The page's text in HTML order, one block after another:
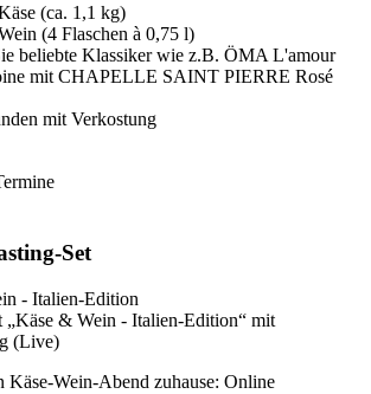
(ca. 1,1 kg)
(4 Flaschen à 0,75 l)
beliebte Klassiker wie z.B. ÖMA L'amour
mit CHAPELLE SAINT PIERRE Rosé
mit Verkostung
Set
„Käse & Wein - Italien-Edition“ mit
(Live)
Käse-Wein-Abend zuhause: Online